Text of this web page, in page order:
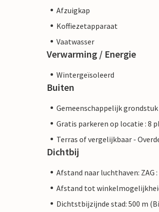
Afzuigkap
Koffiezetapparaat
Vaatwasser
Verwarming / Energie
Wintergeïsoleerd
Buiten
Gemeenschappelijk grondstuk
Gratis parkeren op locatie : 8
Terras of vergelijkbaar -
Dichtbij
Afstand naar luchthaven: ZAG :
Afstand tot
Dichtstbijzijnde stad: 500 m